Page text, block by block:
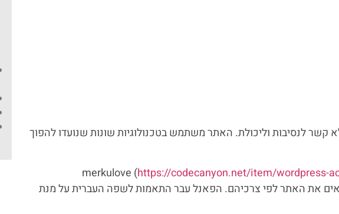
קשר לנסיבות וליכולת. האתר משתמש בטכנולוגיות שונות שנועדו להפוך
https://codecanyon.net/item/wordpress-
את האתר לפי צרכיהם. הפאנל עבר התאמות לשפה העברית על מנת